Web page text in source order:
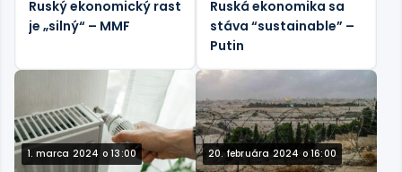
Ruský ekonomický rast
je „silný“ – MMF
Ruská ekonomika sa
stáva “sustainable” –
Putin
1. marca 2024 o 13:00 20. februára 2024 o 16:00